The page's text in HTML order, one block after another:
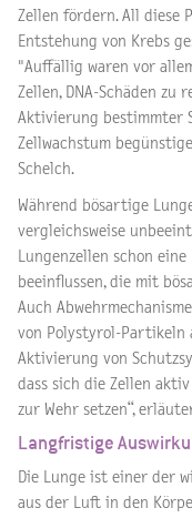
Zellen fördern. All diese
Entstehung von Krebs
"Auffällig waren vor
Zellen, DNA-Schäden
Aktivierung bestimmter
Zellwachstum
Schelch.
Während bösartige
vergleichsweise
Lungenzellen schon
beeinflussen, die mit
Auch
von Polystyrol-Partikeln
Aktivierung von
dass sich die Zellen
zur Wehr setzen“,
Langfristige
Die Lunge ist einer der
aus der Luft in den